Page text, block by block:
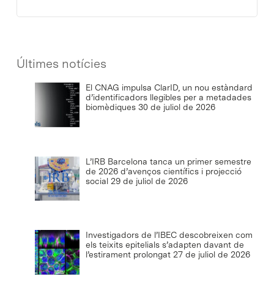
Últimes notícies
El CNAG impulsa ClarID, un nou estàndard
d’identificadors llegibles per a metadades
biomèdiques 30 de juliol de 2026
L’IRB Barcelona tanca un primer semestre
de 2026 d’avenços científics i projecció
social 29 de juliol de 2026
Investigadors de l’IBEC descobreixen com
els teixits epitelials s’adapten davant de
l’estirament prolongat 27 de juliol de 2026